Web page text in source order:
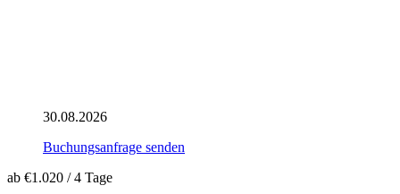
30.08.2026
Buchungsanfrage senden
ab €1.020 /4 Tage